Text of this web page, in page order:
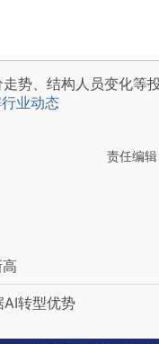
势、结构人员变化等
业动态
责任编
AI转型优势